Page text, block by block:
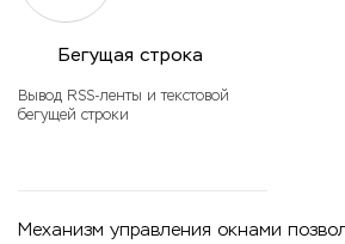
Бегущая строка
Вывод RSS-ленты и текстовой
бегущей строки
Механизм управления окнами